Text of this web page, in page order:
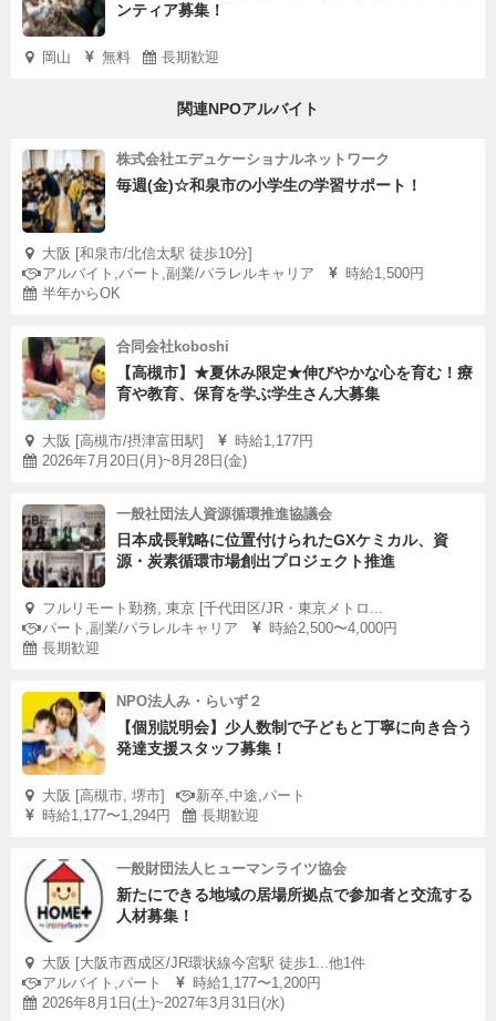
ンティア募集！
岡山 無料 長期歓迎
関連NPOアルバイト
株式会社エデュケーショナルネットワーク
毎週(金)☆和泉市の小学生の学習サポート！
大阪 [和泉市/北信太駅 徒歩10分]
アルバイト,パート,副業/パラレルキャリア
時給1,500円
半年からOK
合同会社koboshi
【高槻市】★夏休み限定★伸びやかな心を育む！療
育や教育、保育を学ぶ学生さん大募集
大阪 [高槻市/摂津富田駅]
時給1,177円
2026年7月20日(月)~8月28日(金)
一般社団法人資源循環推進協議会
日本成長戦略に位置付けられたGXケミカル、資
源・炭素循環市場創出プロジェクト推進
フルリモート勤務, 東京 [千代田区/JR・東京メトロ...
パート,副業/パラレルキャリア
時給2,500〜4,000円
長期歓迎
NPO法人み・らいず２
【個別説明会】少人数制で子どもと丁寧に向き合う
発達支援スタッフ募集！
大阪 [高槻市, 堺市]
新卒,中途,パート
時給1,177〜1,294円
長期歓迎
一般財団法人ヒューマンライツ協会
新たにできる地域の居場所拠点で参加者と交流する
人材募集！
大阪 [大阪市西成区/JR環状線今宮駅 徒歩1...他1件
アルバイト,パート
時給1,177〜1,200円
2026年8月1日(土)~2027年3月31日(水)